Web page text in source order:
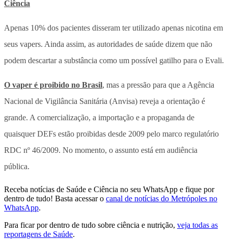
Ciência
Apenas 10% dos pacientes disseram ter utilizado apenas nicotina em
seus vapers. Ainda assim, as autoridades de saúde dizem que não
podem descartar a substância como um possível gatilho para o Evali.
O vaper é proibido no Brasil, mas a pressão para que a Agência
Nacional de Vigilância Sanitária (Anvisa) reveja a orientação é
grande. A comercialização, a importação e a propaganda de
quaisquer DEFs estão proibidas desde 2009 pelo marco regulatório
RDC nº 46/2009. No momento, o assunto está em audiência
pública.
Receba notícias de Saúde e Ciência no seu WhatsApp e fique por
dentro de tudo! Basta acessar o canal de notícias do Metrópoles no
WhatsApp.
Para ficar por dentro de tudo sobre ciência e nutrição, veja todas as
reportagens de Saúde.